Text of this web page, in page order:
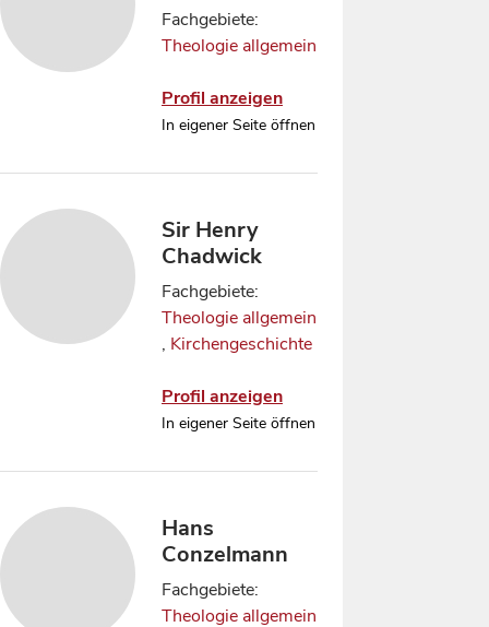
Fachgebiete:
Theologie allgemein
Profil anzeigen
In eigener Seite öffnen
Sir Henry
Chadwick
Fachgebiete:
Theologie allgemein
, Kirchengeschichte
Profil anzeigen
In eigener Seite öffnen
Hans
Conzelmann
Fachgebiete:
Theologie allgemein